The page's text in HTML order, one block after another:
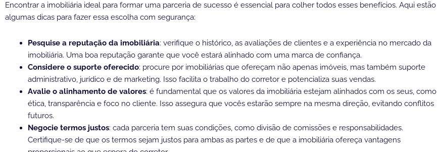
Encontrar a imobiliária ideal para formar uma parceria de sucesso é essencial para colher todos esses benefícios. Aqui estão
algumas dicas para fazer essa escolha com segurança:
Pesquise a reputação da imobiliária: verifique o histórico, as avaliações de clientes e a experiência no mercado da
imobiliária. Uma boa reputação garante que você estará alinhado com uma marca de confiança.
Considere o suporte oferecido: procure por imobiliárias que ofereçam não apenas imóveis, mas também suporte
administrativo, jurídico e de marketing. Isso facilita o trabalho do corretor e potencializa suas vendas.
Avalie o alinhamento de valores: é fundamental que os valores da imobiliária estejam alinhados com os seus, como
ética, transparência e foco no cliente. Isso assegura que vocês estarão sempre na mesma direção, evitando conflitos
futuros.
Negocie termos justos: cada parceria tem suas condições, como divisão de comissões e responsabilidades.
Certifique-se de que os termos sejam justos para ambas as partes e de que a imobiliária ofereça vantagens